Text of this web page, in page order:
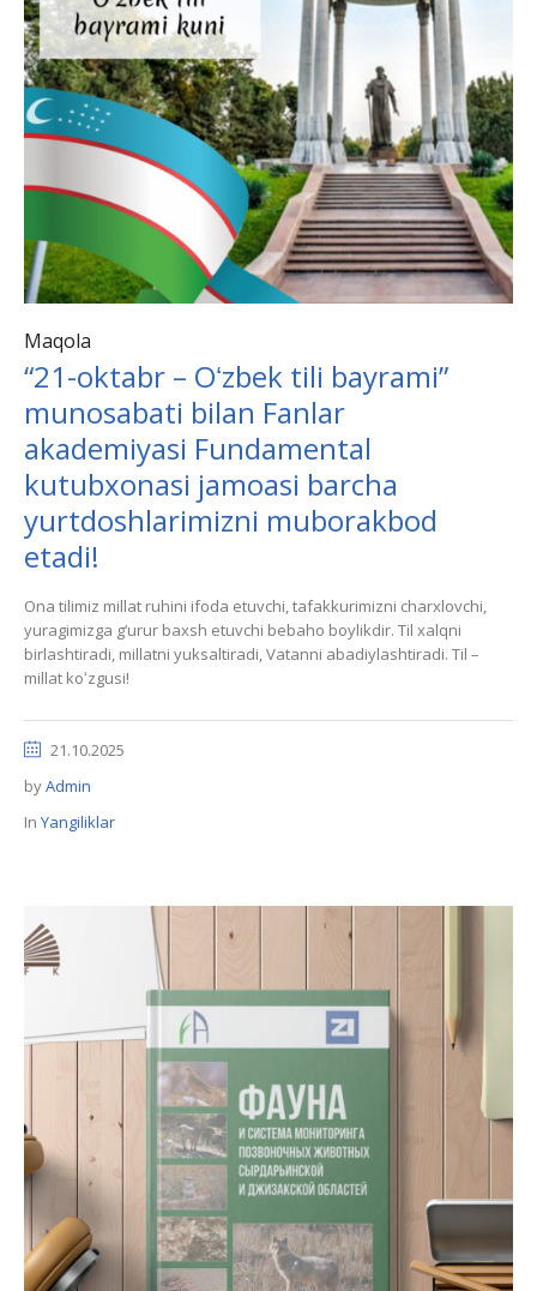
Maqola
“21-oktabr – Oʻzbek tili bayrami”
munosabati bilan Fanlar
akademiyasi Fundamental
kutubxonasi jamoasi barcha
yurtdoshlarimizni muborakbod
etadi!
Ona tilimiz millat ruhini ifoda etuvchi, tafakkurimizni charxlovchi,
yuragimizga g‘urur baxsh etuvchi bebaho boylikdir. Til xalqni
birlashtiradi, millatni yuksaltiradi, Vatanni abadiylashtiradi. Til –
millat koʻzgusi!
21.10.2025
byAdmin
In Yangiliklar